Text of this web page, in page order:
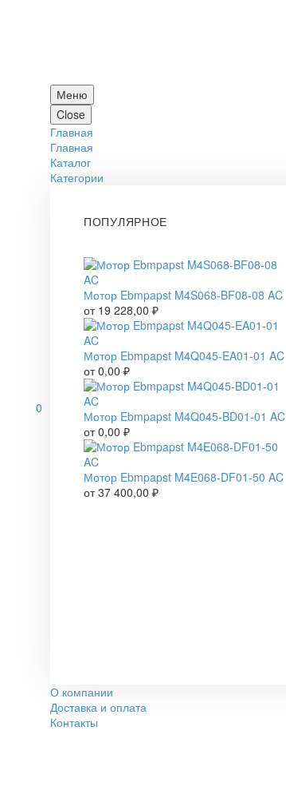
0
Меню
Close
Главная
Главная
Каталог
Категории
ПОПУЛЯРНОЕ
Мотор Ebmpapst M4S068-BF08-08 AC
от 19 228,00 ₽
Мотор Ebmpapst M4Q045-EA01-01 AC
от0,00 ₽
Мотор Ebmpapst M4Q045-BD01-01 AC
от0,00 ₽
Мотор Ebmpapst M4E068-DF01-50 AC
от37 400,00 ₽
О компании
Доставка и оплата
Контакты